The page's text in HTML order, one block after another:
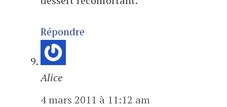
Répondre
Alice
4 mars 2011 à 11:12 am